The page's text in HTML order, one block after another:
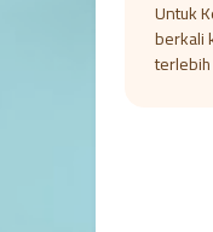
Untuk
berkali